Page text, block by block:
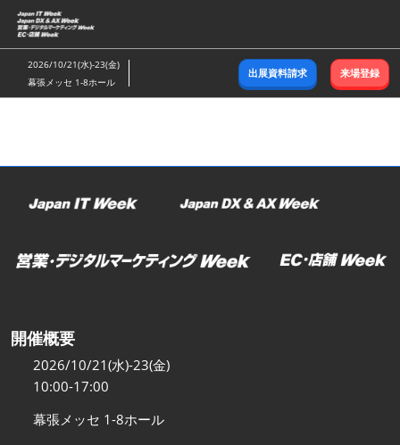
ス
キ
ッ
し
む
2026/10/21(水)-23(金)
幕張メッセ 1-8ホール
出展資料請求 来場登録
開催概要
2026/10/21(水)-23(金)
10:00-17:00
幕張メッセ 1-8ホール